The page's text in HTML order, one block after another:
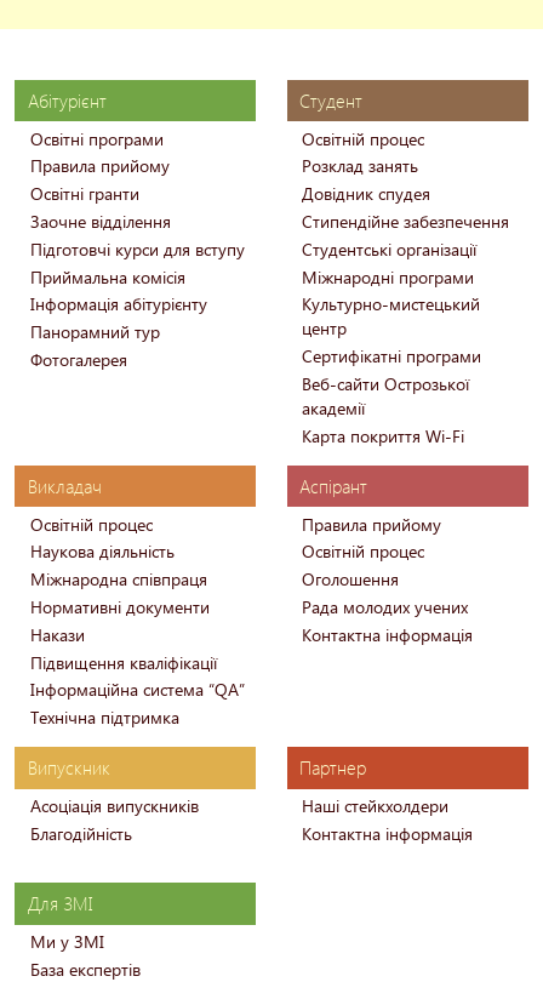
Абітурієнт
Освітні програми
Правила прийому
Освітні гранти
Заочне відділення
Підготовчі курси для вступу
Приймальна комісія
Інформація абітурієнту
Панорамний тур
Фотогалерея
Студент
Освітній процес
Розклад занять
Довідник спудея
Стипендійне забезпечення
Студентські організації
Міжнародні програми
Культурно-мистецький
центр
Сертифікатні програми
Веб-сайти Острозької
академії
Карта покриття Wi-Fi
Викладач
Освітній процес
Наукова діяльність
Міжнародна співпраця
Нормативні документи
Накази
Підвищення кваліфікації
Інформаційна система “QA”
Технічна підтримка
Аспірант
Правила прийому
Освітній процес
Оголошення
Рада молодих учених
Контактна інформація
Випускник
Асоціація випускників
Благодійність
Партнер
Наші стейкхолдери
Контактна інформація
Для ЗМІ
Ми у ЗМІ
База експертів